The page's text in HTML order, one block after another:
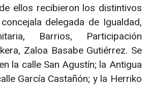
ellos recibieron los distintivos
delegada de Igualdad,
Barrios, Participación
Zaloa Basabe Gutiérrez. Se
la calle San Agustín; la Antigua
García Castañón; y la Herriko